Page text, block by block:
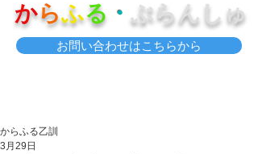
からふる ・ ぶらんしゅ
お問い合わせはこちらから
からふる乙訓
3月29日